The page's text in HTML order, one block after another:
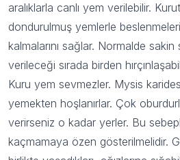
aralıklarla canlı yem verilebilir.
dondurulmuş yemlerle
kalmalarını sağlar. Normalde
verileceği sırada birden
Kuru yem sevmezler. Mysis
yemekten hoşlanırlar. Çok
verirseniz o kadar yerler. Bu
kaçmamaya özen gösterilmelidir.